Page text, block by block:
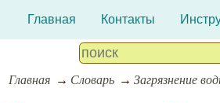
Главная Контакты
Главная Словарь Загрязнение